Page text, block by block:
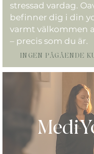
stressad vardag.
befinner dig i din
varmt välkommen
– precis som du är.
INGEN PÅGÅENDE